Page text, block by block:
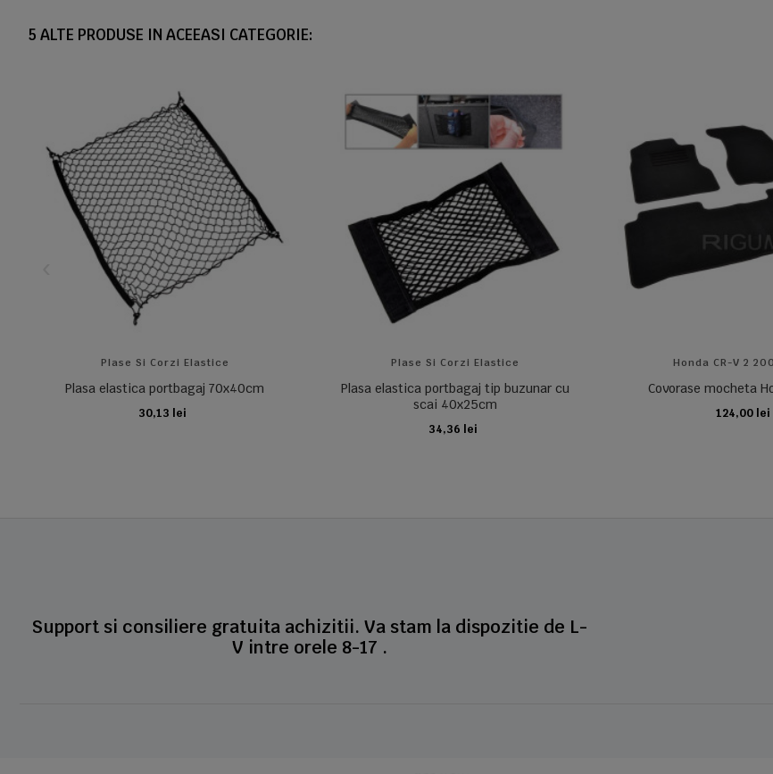
5 ALTE PRODUSE IN ACEEASI CATEGORIE:
Plase Si Corzi Elastice
Plasa elastica portbagaj 70x40cm
30,13 lei
ADAUGA IN COS
Plase Si Corzi Elastice
Plasa elastica portbagaj tip buzunar cu
scai 40x25cm
34,36 lei
ADAUGA IN COS
Honda CR-V 2
Covorase mocheta
124,00 lei
ADAUGA IN
Support si consiliere gratuita achizitii. Va stam la dispozitie de L-
V intre orele 8-17 .